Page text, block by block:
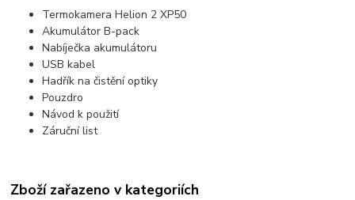
Termokamera Helion 2 XP50
Akumulátor B-pack
Nabíječka akumulátoru
USB kabel
Hadřík na čistění optiky
Pouzdro
Návod k použití
Záruční list
Zboží zařazeno v kategoriích